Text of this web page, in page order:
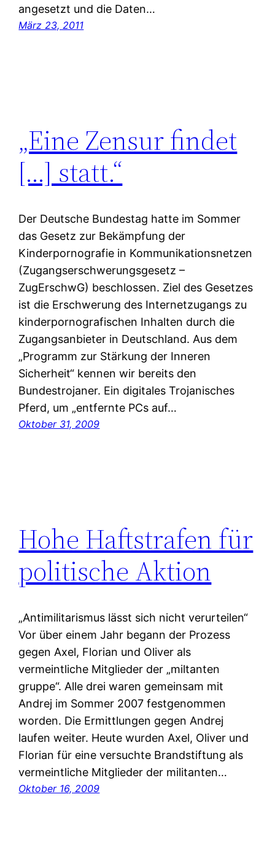
angesetzt und die Daten…
März 23, 2011
„Eine Zensur findet
[…] statt.“
Der Deutsche Bundestag hatte im Sommer
das Gesetz zur Bekämpfung der
Kinderpornografie in Kommunikationsnetzen
(Zugangserschwerungsgesetz –
ZugErschwG) beschlossen. Ziel des Gesetzes
ist die Erschwerung des Internetzugangs zu
kinderpornografischen Inhalten durch die
Zugangsanbieter in Deutschland. Aus dem
„Programm zur Stärkung der Inneren
Sicherheit“ kennen wir bereits den
Bundestrojaner. Ein digitales Trojanisches
Pferd, um „entfernte PCs auf…
Oktober 31, 2009
Hohe Haftstrafen für
politische Aktion
„Antimilitarismus lässt sich nicht verurteilen“
Vor über einem Jahr begann der Prozess
gegen Axel, Florian und Oliver als
vermeintliche Mitglieder der „miltanten
gruppe“. Alle drei waren gemeinsam mit
Andrej im Sommer 2007 festgenommen
worden. Die Ermittlungen gegen Andrej
laufen weiter. Heute wurden Axel, Oliver und
Florian für eine versuchte Brandstiftung als
vermeintliche Mitglieder der militanten…
Oktober 16, 2009